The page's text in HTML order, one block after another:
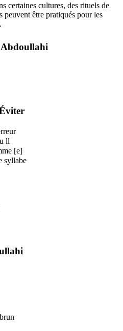
certaines cultures, des rituels de
peuvent être pratiqués pour les
Abdoullahi
ll
[e]
syllabe
brun